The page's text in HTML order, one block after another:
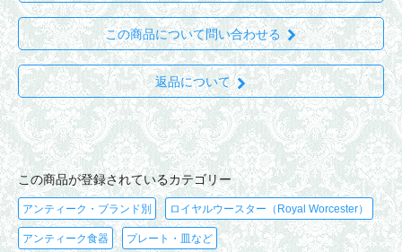
この商品について問い合わせる
返品について
この商品が登録されているカテゴリー
アンティーク・ブランド別 ロイヤルウースター（Royal Worcester）
アンティーク食器 プレート・皿など